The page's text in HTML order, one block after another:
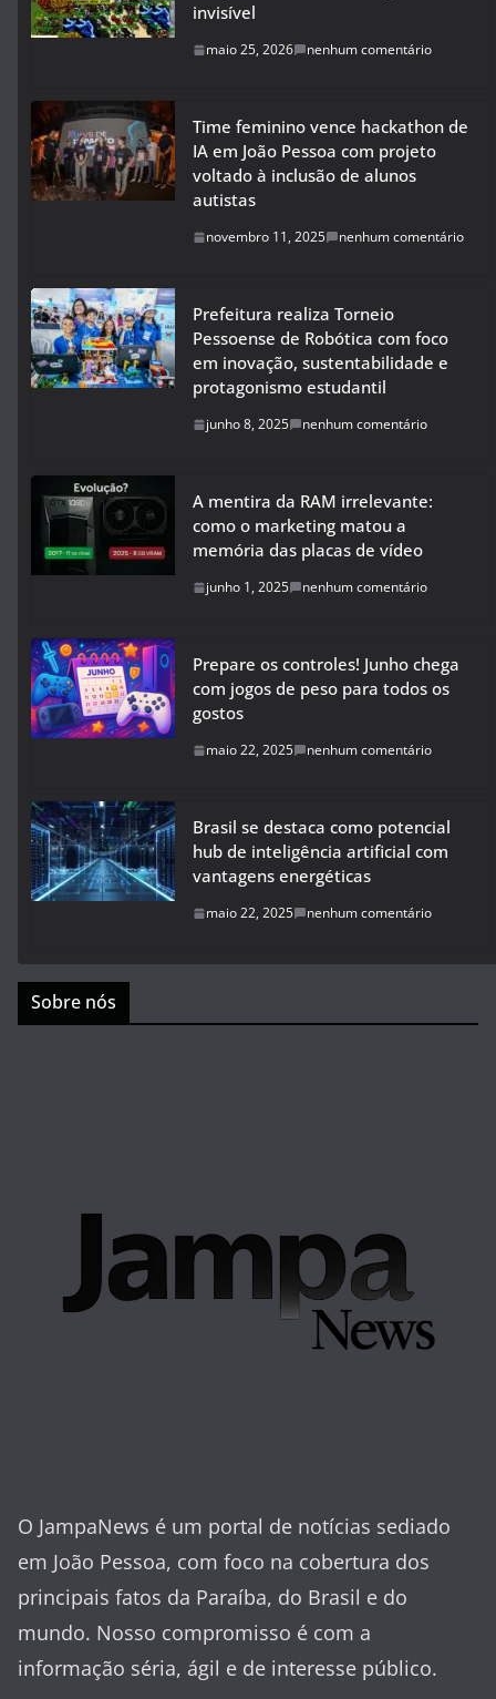
invisível
maio 25, 2026 nenhum comentário
Time feminino vence hackathon de
IA em João Pessoa com projeto
voltado à inclusão de alunos
autistas
novembro 11, 2025 nenhum comentário
Prefeitura realiza Torneio
Pessoense de Robótica com foco
em inovação, sustentabilidade e
protagonismo estudantil
junho 8, 2025 nenhum comentário
A mentira da RAM irrelevante:
como o marketing matou a
memória das placas de vídeo
junho 1, 2025 nenhum comentário
Prepare os controles! Junho chega
com jogos de peso para todos os
gostos
maio 22, 2025 nenhum comentário
Brasil se destaca como potencial
hub de inteligência artificial com
vantagens energéticas
maio 22, 2025 nenhum comentário
Sobre nós
O JampaNews é um portal de notícias sediado
em João Pessoa, com foco na cobertura dos
principais fatos da Paraíba, do Brasil e do
mundo. Nosso compromisso é com a
informação séria, ágil e de interesse público.